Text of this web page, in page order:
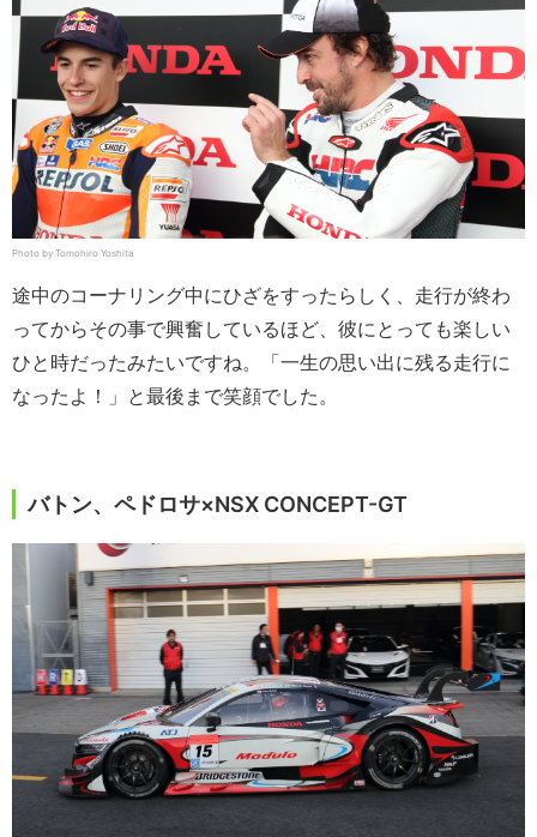
Photo by Tomohiro Yoshita
途中のコーナリング中にひざをすったらしく、走行が終わ
ってからその事で興奮しているほど、彼にとっても楽しい
ひと時だったみたいですね。「一生の思い出に残る走行に
なったよ！」と最後まで笑顔でした。
バトン、ペドロサ×NSX CONCEPT-GT